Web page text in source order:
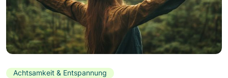
Achtsamkeit & Entspannung